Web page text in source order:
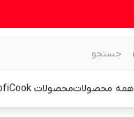
همه محصولاتمحصولات ProfiCook